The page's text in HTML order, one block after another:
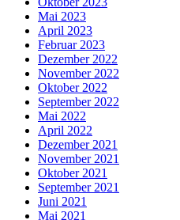
Mai 2023
April 2023
Februar 2023
Dezember 2022
November 2022
Oktober 2022
September 2022
Mai 2022
April 2022
Dezember 2021
November 2021
Oktober 2021
September 2021
Juni 2021
Mai 2021